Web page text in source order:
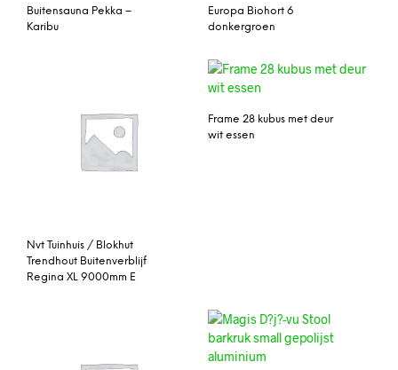
Buitensauna Pekka –
Karibu
Europa Biohort 6
donkergroen
Nvt Tuinhuis / Blokhut
Trendhout Buitenverblijf
Regina XL 9000mm E
Frame 28 kubus met deur
wit essen